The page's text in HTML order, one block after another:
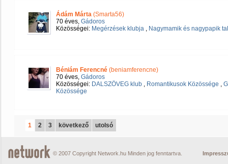
Ádám Márta (Smarta56)
70 éves, Gádoros
Közösségei: Megérzések klubja , Nagymamik és nagypapik
Béniám Ferencné (beniamferencne)
70 éves, Gádoros
Közösségei: DALSZÖVEG klub , Romantikusok Közössége ,
Közössége
1 2 3 következő utolsó
© 2007 Copyright Network.hu Minden jog fenntartva.